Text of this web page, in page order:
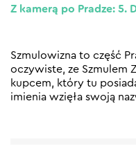
Z kamerą po Pradze: 5.
Szmulowizna to część
oczywiste, ze Szmulem
kupcem, który tu
imienia wzięła swoją